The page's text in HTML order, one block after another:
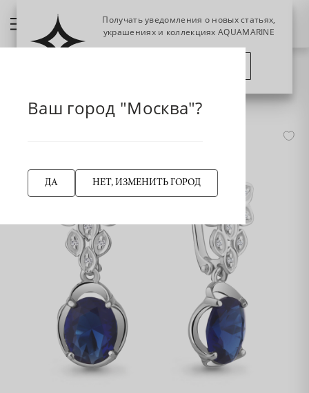
Ваш город "Москва"?
ДА НЕТ, ИЗМЕНИТЬ ГОРОД
Получать уведомления о новых статьях,
украшениях и коллекциях AQUAMARINE